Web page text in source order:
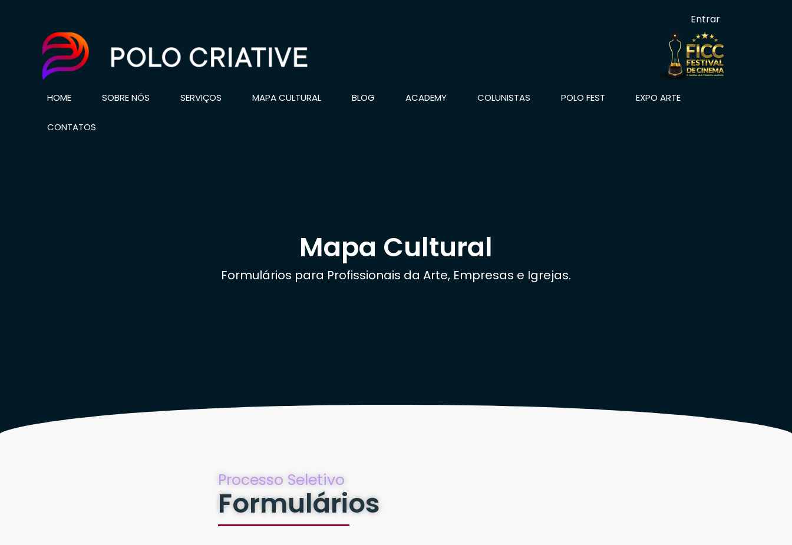
Entrar
HOME SOBRE NÓS SERVIÇOS MAPA CULTURAL BLOG ACADEMY COLUNISTAS POLO FEST EXPO ARTE
CONTATOS
Mapa Cultural
Formulários para Profissionais da Arte, Empresas e Igrejas.
Processo Seletivo
Formulários